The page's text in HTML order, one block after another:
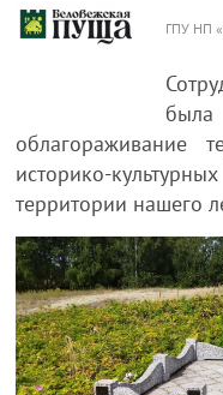
ГПУ НП
облагораживание
историко-
территории нашего